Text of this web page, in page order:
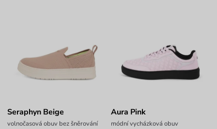
Seraphyn Beige
volnočasová obuv bez šněrování
Aura Pink
módní vycházková obuv